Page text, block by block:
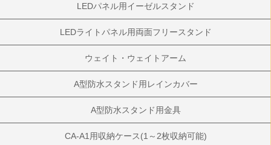
LEDパネル用イーゼルスタンド
LEDライトパネル用両面フリースタンド
ウェイト・ウェイトアーム
A型防水スタンド用レインカバー
A型防水スタンド用金具
CA-A1用収納ケース(1～2枚収納可能)